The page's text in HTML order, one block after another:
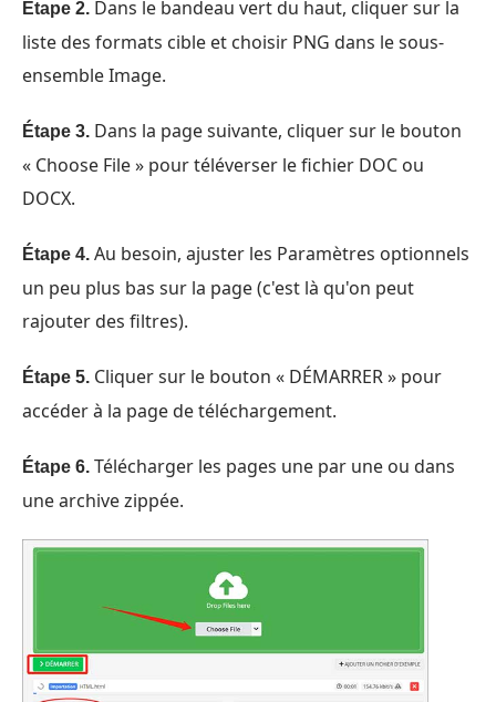
Étape 2. Dans le bandeau vert du haut, cliquer sur la
liste des formats cible et choisir PNG dans le sous-
ensemble Image.
Étape 3. Dans la page suivante, cliquer sur le bouton
« Choose File » pour téléverser le fichier DOC ou
DOCX.
Étape 4. Au besoin, ajuster les Paramètres optionnels
un peu plus bas sur la page (c'est là qu'on peut
rajouter des filtres).
Étape 5. Cliquer sur le bouton « DÉMARRER » pour
accéder à la page de téléchargement.
Étape 6. Télécharger les pages une par une ou dans
une archive zippée.